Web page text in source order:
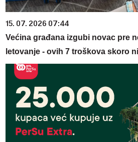
15. 07. 2026 07:44
Većina građana izgubi novac pre
letovanje - ovih 7 troškova skoro